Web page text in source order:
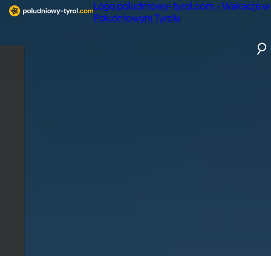
Logo poludniowy-tyrol.com - Wakacje w
Południowym Tyrolu